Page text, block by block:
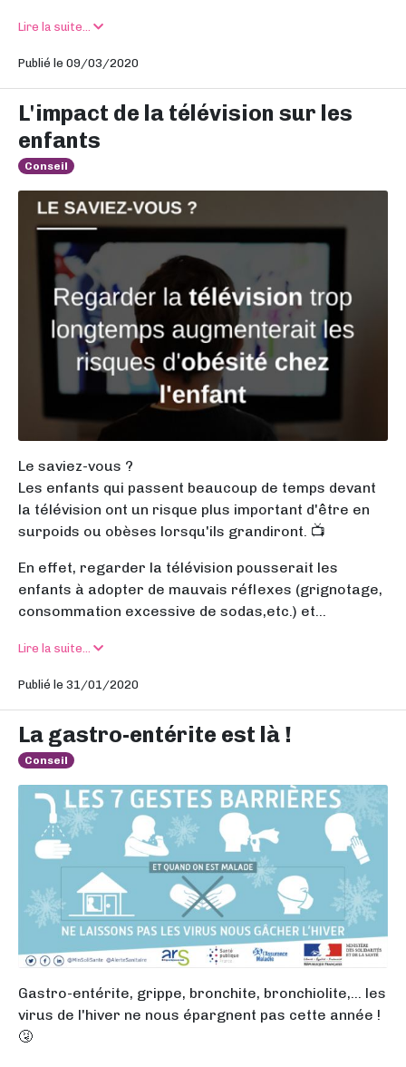
Lire la suite...
Publié le 09/03/2020
L'impact de la télévision sur les
enfants
Conseil
Le saviez-vous ?
Les enfants qui passent beaucoup de temps devant
la télévision ont un risque plus important d'être en
surpoids ou obèses lorsqu'ils grandiront. 📺
En effet, regarder la télévision pousserait les
enfants à adopter de mauvais réflexes (grignotage,
consommation excessive de sodas,etc.) et...
Lire la suite...
Publié le 31/01/2020
La gastro-entérite est là !
Conseil
Gastro-entérite, grippe, bronchite, bronchiolite,... les
virus de l'hiver ne nous épargnent pas cette année !
🤧